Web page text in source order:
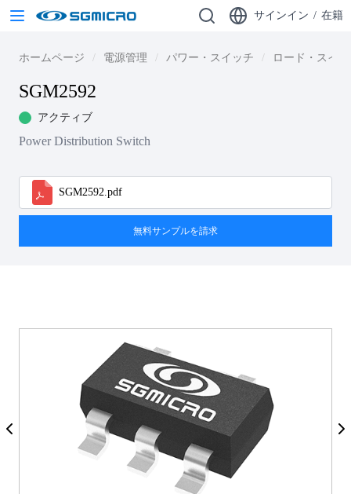
サインイン / 在籍
ホームページ 電源管理 パワー・スイッチ ロード・スイ
SGM2592
アクティブ
Power Distribution Switch
SGM2592.pdf
無料サンプルを請求